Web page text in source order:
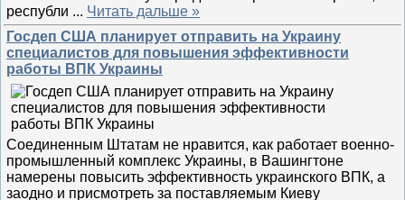
республи ... Читать дальше »
Госдеп США планирует отправить на Украину
специалистов для повышения эффективности
работы ВПК Украины
Соединенным Штатам не нравится, как работает военно-
промышленный комплекс Украины, в Вашингтоне
намерены повысить эффективность украинского ВПК, а
заодно и присмотреть за поставляемым Киеву